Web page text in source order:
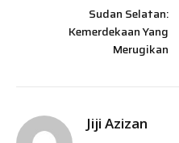
Sudan Selatan:
Kemerdekaan Yang
Merugikan
Jiji Azizan